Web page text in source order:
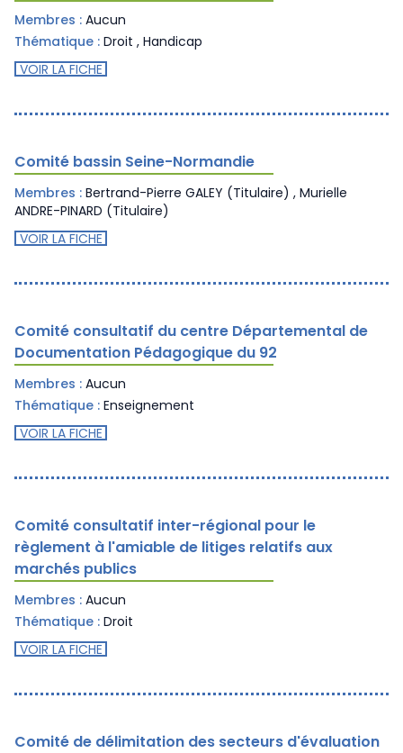
Membres : Aucun
Thématique : Droit , Handicap
VOIR LA FICHE
Comité bassin Seine-Normandie
Membres : Bertrand-Pierre GALEY (Titulaire) , Murielle
ANDRE-PINARD (Titulaire)
VOIR LA FICHE
Comité consultatif du centre Départemental de
Documentation Pédagogique du 92
Membres : Aucun
Thématique : Enseignement
VOIR LA FICHE
Comité consultatif inter-régional pour le
règlement à l'amiable de litiges relatifs aux
marchés publics
Membres : Aucun
Thématique : Droit
VOIR LA FICHE
Comité de délimitation des secteurs d'évaluation